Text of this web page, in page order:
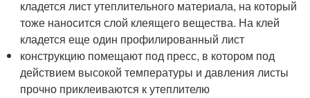
кладется лист утеплительного материала, на который
тоже наносится слой клеящего вещества. На клей
кладется еще один профилированный лист
конструкцию помещают под пресс, в котором под
действием высокой температуры и давления листы
прочно приклеиваются к утеплителю